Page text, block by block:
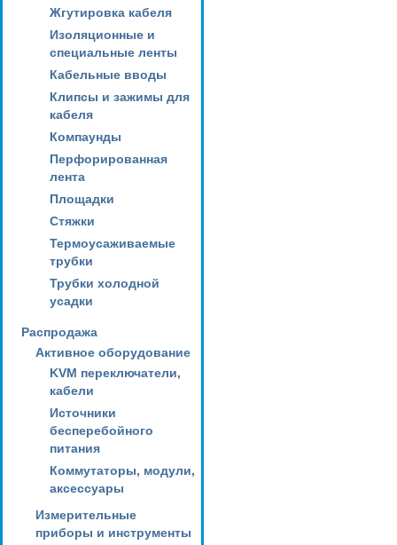
Жгутировка кабеля
Изоляционные и
специальные ленты
Кабельные вводы
Клипсы и зажимы для
кабеля
Компаунды
Перфорированная
лента
Площадки
Стяжки
Термоусаживаемые
трубки
Трубки холодной
усадки
Распродажа
Активное оборудование
KVM переключатели,
кабели
Источники
бесперебойного
питания
Коммутаторы, модули,
аксессуары
Измерительные
приборы и инструменты